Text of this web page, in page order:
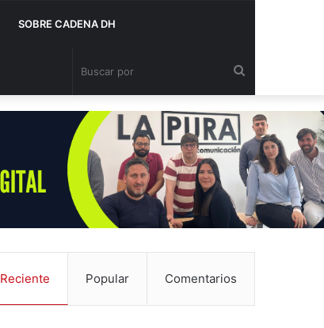
SOBRE CADENA DH
por
Reciente Popular Comentarios